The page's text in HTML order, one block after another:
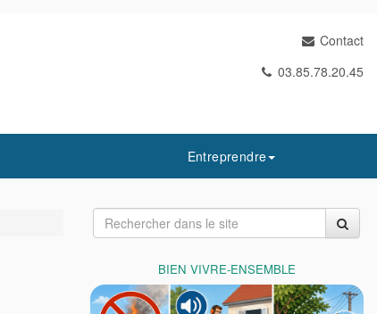
Contact
03.85.78.20.45
Entreprendre
BIEN VIVRE-ENSEMBLE